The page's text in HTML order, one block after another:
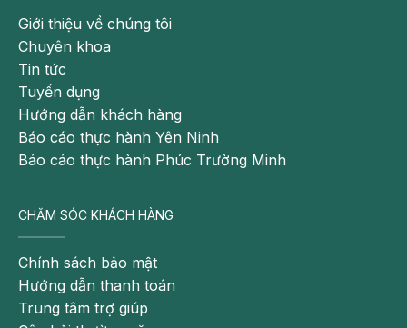
Sự phát triển bộ phận sinh dục của thai nhi
Cách đoán giới tính thai nhi, dấu hiệu mang
Sự phát triển của thai nhi theo từng tuần
Double test và Triple test: Xét nghiệm sàng
lọc trước sinh cần thiết cho thai nhi
Giới thiệu về chúng tôi
Chuyên khoa
Tin tức
Tuyển dụng
Hướng dẫn khách hàng
Báo cáo thực hành Yên Ninh
Báo cáo thực hành Phúc Trường Minh
CHĂM SÓC KHÁCH HÀNG
Chính sách bảo mật
Hướng dẫn thanh toán
Trung tâm trợ giúp